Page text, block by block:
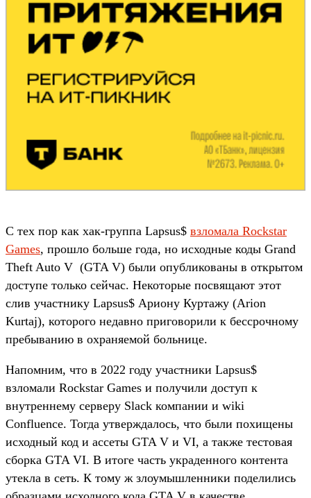
С тех пор как хак-группа Lapsus$ взломала Rockstar
Games, прошло больше года, но исходные коды Grand
Theft Auto V (GTA V) были опубликованы в открытом
доступе только сейчас. Некоторые посвящают этот
слив участнику Lapsus$ Ариону Куртажу (Arion
Kurtaj), которого недавно приговорили к бессрочному
пребыванию в охраняемой больнице.
Напомним, что в 2022 году участники Lapsus$
взломали Rockstar Games и получили доступ к
внутреннему серверу Slack компании и wiki
Confluence. Тогда утверждалось, что были похищены
исходный код и ассеты GTA V и VI, а также тестовая
сборка GTA VI. В итоге часть украденного контента
утекла в сеть. К тому ж злоумышленники поделились